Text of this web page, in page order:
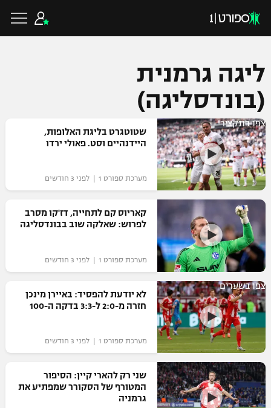
VOD
רץ ברשת
תוצאות
כדורגל ישראלי
ליגת העל
ליגה לאומית
גביע הטוטו
ליגיונרים
גביע המדינה
נבחרת ישראל
מכבי חיפה
בית"ר ירושלים
מכבי תל אביב
הפועל תל אביב
כדורגל עולמי
ליגת האלופות
ליגה אירופית
ליגה אנגלית
ליגה גרמנית
ליגה ספרדית
ליגה איטלקית
ליגה צרפתית
ליגה הולנדית
כדורסל ישראלי
ליגת ווינר סל
ליגה לאומית
כדורסל נשים
מכבי תל אביב
הפועל חולון
הפועל ירושלים
דני אבדיה
כדורסל עולמי
NBA
יורוליג
יורוקאפ
ענפים נוספים
טניס
כדוריד
כדורעף
שחייה
ליגה גרמנית
(בונדסליגה)
צפו בתקציר
שטוטגרט בליגת האלופות,
היידנהיים וסט. פאולי ירדו
מערכת ספורט 1 | לפני 3 חודשים
קאריוס קם לתחייה, דז'קו מסרב
לפרוש: שאלקה שוב בבונדסליגה
מערכת ספורט 1 | לפני 3 חודשים
צפו בשערים
לא יודעת להפסיד: באיירן מינכן
חזרה מ-2:0 ל-3:3 בדקה ה-100
מערכת ספורט 1 | לפני 3 חודשים
שני רק להארי קיין: הסיפור
המטורף של הסקורר שמפתיע את
גרמניה